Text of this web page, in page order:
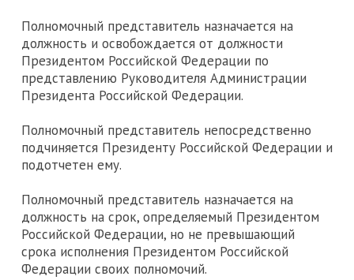
Полномочный представитель назначается на
должность и освобождается от должности
Президентом Российской Федерации по
представлению Руководителя Администрации
Президента Российской Федерации.
Полномочный представитель непосредственно
подчиняется Президенту Российской Федерации и
подотчетен ему.
Полномочный представитель назначается на
должность на срок, определяемый Президентом
Российской Федерации, но не превышающий
срока исполнения Президентом Российской
Федерации своих полномочий.